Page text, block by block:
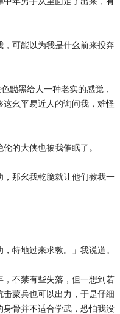
可能以为我是什幺前来投奔
黑给人一种老实的感觉，
幺平易近人的询问我，难怪
的大侠也被我催眠了。
那幺我乾脆就让他们教我一
特地过来求教。」我说道。
不禁有些失落，但一想到若
蒙兵也可以出力，于是仔细
骨并不适合学武，恐怕我没